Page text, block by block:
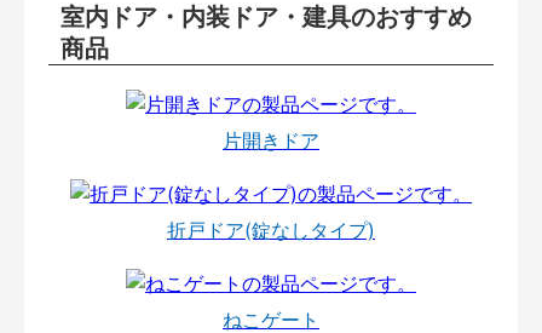
室内ドア・内装ドア・建具のおすすめ
商品
片開きドア
折戸ドア(錠なしタイプ)
ねこゲート